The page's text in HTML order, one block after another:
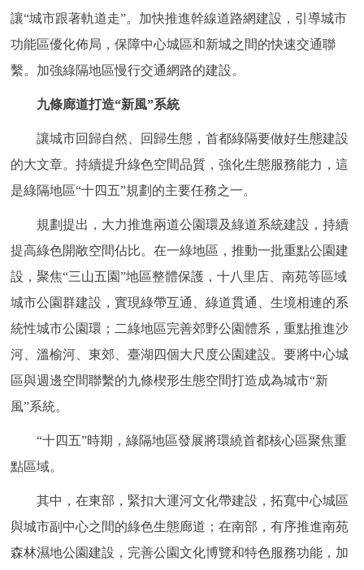
讓“城市跟著軌道走”。加快推進幹線道路網建設，引導城市
功能區優化佈局，保障中心城區和新城之間的快速交通聯
繫。加強綠隔地區慢行交通網路的建設。
九條廊道打造“新風”系統
讓城市回歸自然、回歸生態，首都綠隔要做好生態建設
的大文章。持續提升綠色空間品質，強化生態服務能力，這
是綠隔地區“十四五”規劃的主要任務之一。
規劃提出，大力推進兩道公園環及綠道系統建設，持續
提高綠色開敞空間佔比。在一綠地區，推動一批重點公園建
設，聚焦“三山五園”地區整體保護，十八里店、南苑等區域
城市公園群建設，實現綠帶互通、綠道貫通、生境相連的系
統性城市公園環；二綠地區完善郊野公園體系，重點推進沙
河、溫榆河、東郊、臺湖四個大尺度公園建設。要將中心城
區與週邊空間聯繫的九條楔形生態空間打造成為城市“新
風”系統。
“十四五”時期，綠隔地區發展將環繞首都核心區聚焦重
點區域。
其中，在東部，緊扣大運河文化帶建設，拓寬中心城區
與城市副中心之間的綠色生態廊道；在南部，有序推進南苑
森林濕地公園建設，完善公園文化博覽和特色服務功能，加